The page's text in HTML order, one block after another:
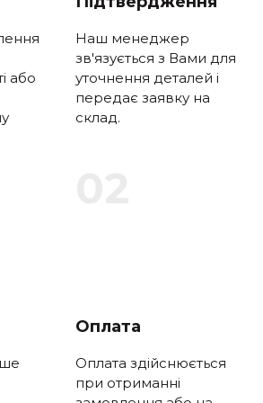
або
Наш менеджер
зв'язується з Вами для
уточнення деталей і
передає заявку на
склад.
Оплата
Оплата здійснюється
при отриманні